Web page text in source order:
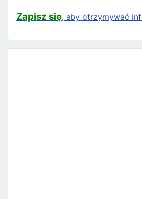
Zapisz się, aby otrzymywać